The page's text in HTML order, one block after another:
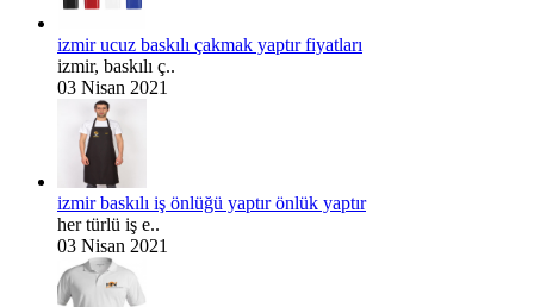
izmir ucuz baskılı çakmak yaptır fiyatları
izmir, baskılı ç..
03 Nisan 2021
izmir baskılı iş önlüğü yaptır önlük yaptır
her türlü iş e..
03 Nisan 2021